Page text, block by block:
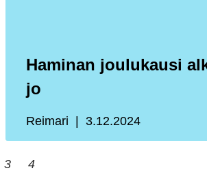
Haminan joulukausi
jo
Reimari 3.12.2024
3 4